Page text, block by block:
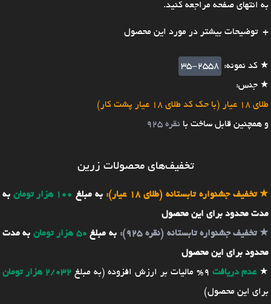
به انتهای صفحه مراجعه کنید.
توضیحات بیشتر در مورد این محصول
★ کد نمونه: 35-2558
★ جنس:
طلای 18 عیار (با حک کد طلای 18 عیار پشت کار)
و همچنین قابل ساخت با نقره 925
تخفیف‌های محصولات زرین
★تخفیف جشنواره تابستانه (طلای 18 عیار): به مبلغ 100 هزار تومان
به
مدت محدود برای این محصول
★تخفیف جشنواره تابستانه (نقره 925): به مبلغ 50 هزار تومان
به مدت
محدود برای این محصول
★عدم دریافت 9% مالیات بر ارزش افزوده (به مبلغ
2/032 هزار تومان
برای این محصول)